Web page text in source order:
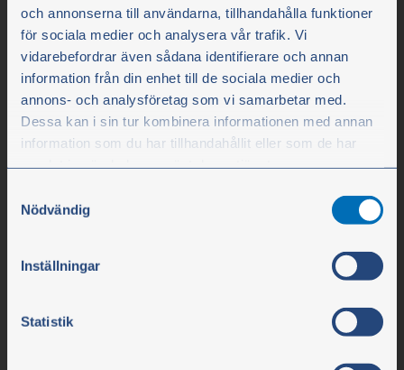
och annonserna till användarna, tillhandahålla funktioner
för sociala medier och analysera vår trafik. Vi
vidarebefordrar även sådana identifierare och annan
information från din enhet till de sociala medier och
annons- och analysföretag som vi samarbetar med.
Dessa kan i sin tur kombinera informationen med annan
information som du har tillhandahållit eller som de har
Du kan när som helst ändra ditt val. För att återkalla ditt
samtycke klickar du på ”Cookie-ikonen” längst ned till
Nödvändig
Inställningar
Statistik
Olssons i Ellös
474 31 Ellös
info@olssonparts.com